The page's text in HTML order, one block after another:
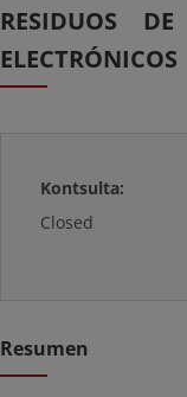
RESIDUOS
ELECTRÓNICOS
Kontsulta:
Closed
Resumen